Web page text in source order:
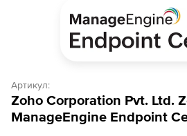
Артикул:
Zoho Corporation Pvt. Ltd.
ManageEngine Endpoint